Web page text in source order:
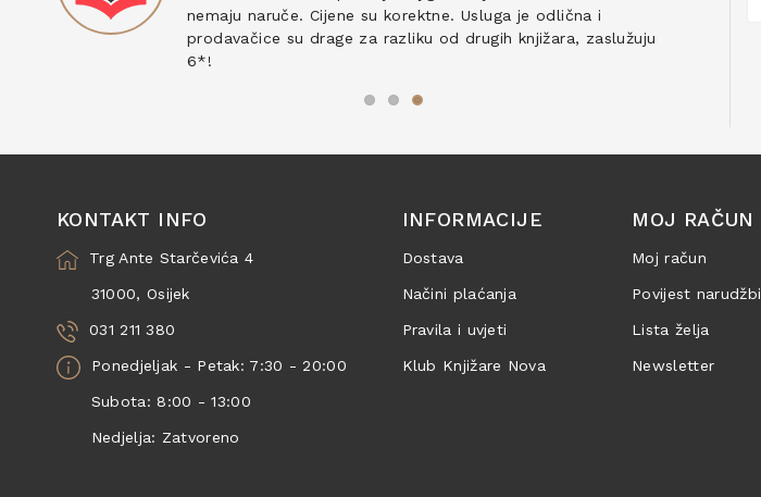
nemaju naruče. Cijene su korektne. Usluga je odlična i
prodavačice su drage za razliku od drugih knjižara, zaslužuju
6*!
KONTAKT INFO
Trg Ante Starčevića 4
31000, Osijek
031 211 380
Ponedjeljak - Petak: 7:30 - 20:00
Subota: 8:00 - 13:00
Nedjelja: Zatvoreno
INFORMACIJE
Dostava
Načini plaćanja
Pravila i uvjeti
Klub Knjižare Nova
MOJ RAČUN
Moj račun
Povijest narudžbi
Lista želja
Newsletter